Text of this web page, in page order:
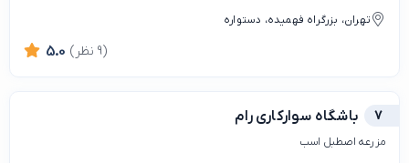
تهران، بزرگراه فهمیده، دستواره
5.0 (9 نظر)
7 باشگاه سوارکاری رام
مزرعه اصطبل اسب